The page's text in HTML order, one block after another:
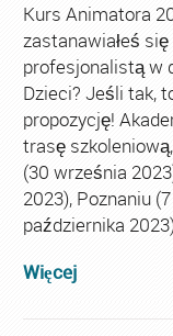
Kurs Animatora
zastanawiałeś
profesjonalistą w
Dzieci? Jeśli tak,
propozycję!
trasę
(30 września
2023), Poznaniu
października
Więcej